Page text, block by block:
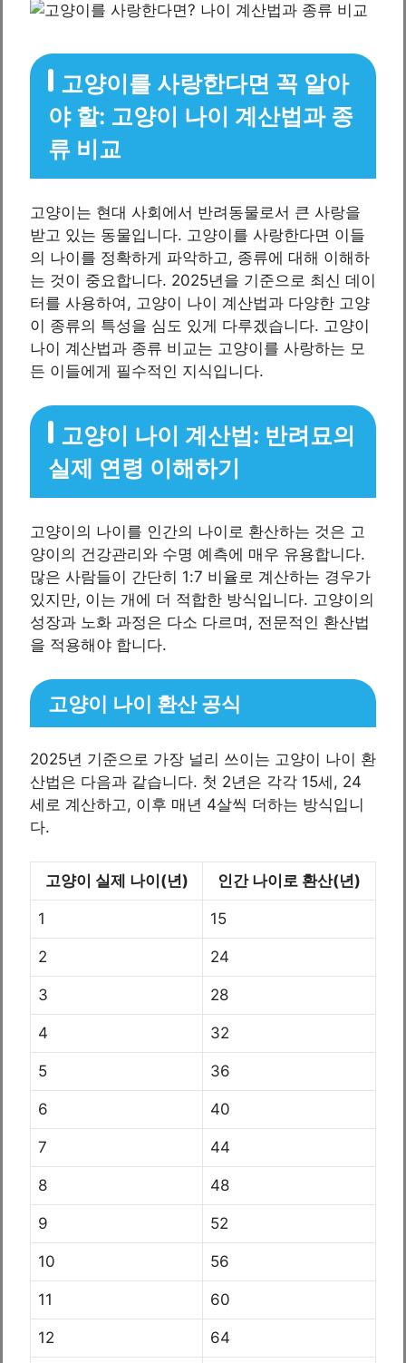
고양이를 사랑한다면 꼭 알아
야 할: 고양이 나이 계산법과 종
류 비교
고양이는 현대 사회에서 반려동물로서 큰 사랑을
받고 있는 동물입니다. 고양이를 사랑한다면 이들
의 나이를 정확하게 파악하고, 종류에 대해 이해하
는 것이 중요합니다. 2025년을 기준으로 최신 데이
터를 사용하여, 고양이 나이 계산법과 다양한 고양
이 종류의 특성을 심도 있게 다루겠습니다. 고양이
나이 계산법과 종류 비교는 고양이를 사랑하는 모
든 이들에게 필수적인 지식입니다.
고양이 나이 계산법: 반려묘의
실제 연령 이해하기
고양이의 나이를 인간의 나이로 환산하는 것은 고
양이의 건강관리와 수명 예측에 매우 유용합니다.
많은 사람들이 간단히 1:7 비율로 계산하는 경우가
있지만, 이는 개에 더 적합한 방식입니다. 고양이의
성장과 노화 과정은 다소 다르며, 전문적인 환산법
을 적용해야 합니다.
고양이 나이 환산 공식
2025년 기준으로 가장 널리 쓰이는 고양이 나이 환
산법은 다음과 같습니다. 첫 2년은 각각 15세, 24
세로 계산하고, 이후 매년 4살씩 더하는 방식입니
다.
고양이 실제 나이(년) 인간 나이로 환산(년)
1 15
2 24
3 28
4 32
5 36
6 40
7 44
8 48
9 52
10 56
11 60
12 64